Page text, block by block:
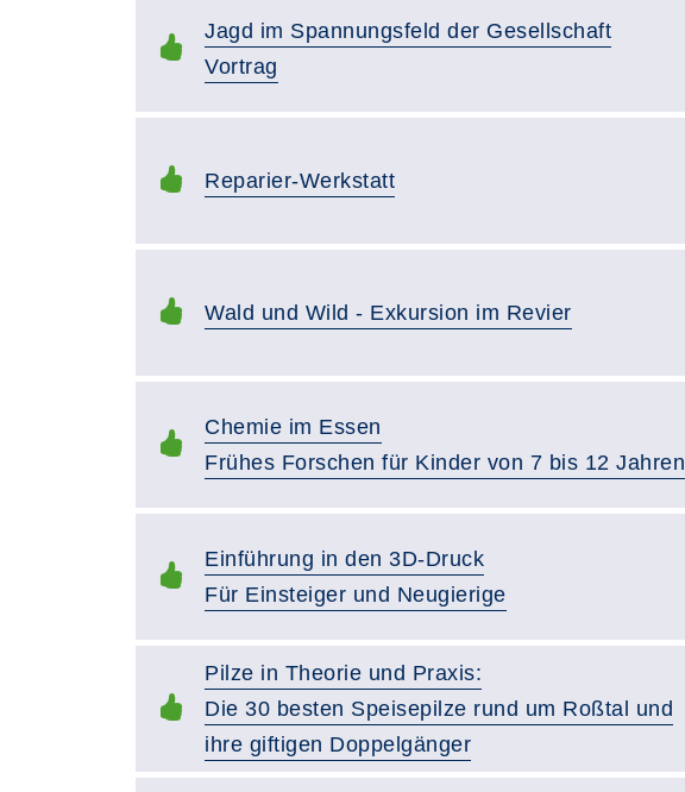
Jagd im Spannungsfeld der Gesellschaft
Vortrag
Reparier-Werkstatt
Wald und Wild - Exkursion im Revier
Chemie im Essen
Frühes Forschen für Kinder von 7 bis 12 Jahren
Einführung in den 3D-Druck
Für Einsteiger und Neugierige
Pilze in Theorie und Praxis:
Die 30 besten Speisepilze rund um Roßtal und
ihre giftigen Doppelgänger